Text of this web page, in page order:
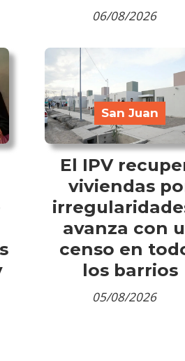
06/08/2026
El IPV
viviendas
avanza con
censo en
los barrios
San Juan
05/08/2026